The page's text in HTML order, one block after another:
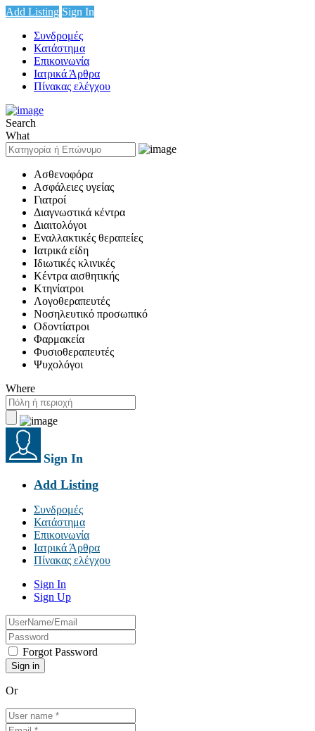
Add Listing Sign In
Συνδρομές
Κατάστημα
Επικοινωνία
Ιατρικά Άρθρα
Πίνακας ελέγχου
Search
What
Ασθενοφόρα
Ασφάλειες υγείας
Γιατροί
Διαγνωστικά κέντρα
Διαιτολόγοι
Εναλλακτικές θεραπείες
Ιατρικά είδη
Ιδιωτικές κλινικές
Κέντρα αισθητικής
Κτηνίατροι
Λογοθεραπευτές
Νοσηλευτικό προσωπικό
Οδοντίατροι
Φαρμακεία
Φυσιοθεραπευτές
Ψυχολόγοι
Where
Sign In
Add Listing
Συνδρομές
Κατάστημα
Επικοινωνία
Ιατρικά Άρθρα
Πίνακας ελέγχου
Sign In
Sign Up
Forgot Password
Or